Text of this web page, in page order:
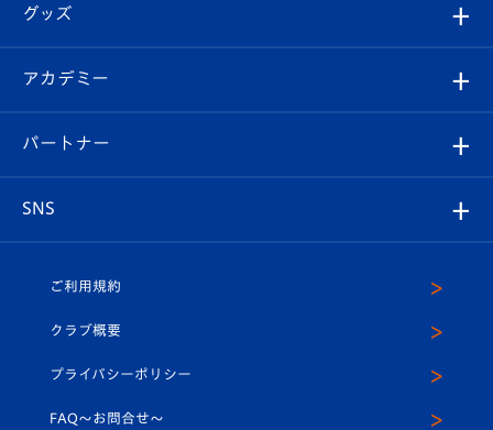
チケット
イベント
メディア
ホームタウン
スタッフプロフィール
マスコット紹介
平和祈念活動
Revive Team
ヴィヴィくんの長崎おもてなしガイド
フォトギャラリー
スタジアムグルメ
チケット
V-LOVERS（ファンクラブ）
プレイヤーズスイート
グッズ
オンラインショップ
店舗情報
アカデミー
育成からのお知らせ
U-18
スクール
パートナー
SNS
ヴィヴィくんインスタグラム
公式LINE＠
ご利用規約
クラブ概要
プライバシーポリシー
FAQ〜お問合せ〜